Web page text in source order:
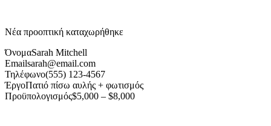
Νέα προοπτική καταχωρήθηκε
ΌνομαSarah Mitchell
Emailsarah@email.com
Τηλέφωνο(555) 123-4567
ΈργοΠατιό πίσω αυλής + φωτισμός
Προϋπολογισμός$5,000 – $8,000